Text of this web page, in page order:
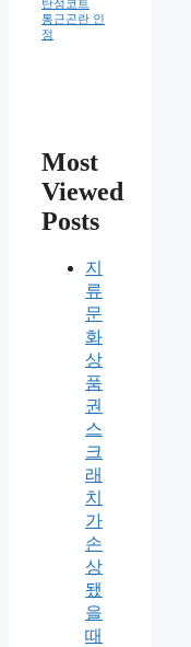
탄성코트
통근곤란 인
정
Most
Viewed
Posts
지
류
문
화
상
품
권
스
크
래
치
가
손
상
됐
을
때